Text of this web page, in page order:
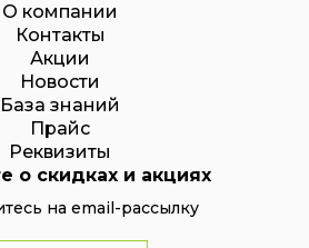
О компании
Контакты
Акции
Новости
База знаний
Прайс
Реквизиты
о скидках и акциях
на email-рассылку